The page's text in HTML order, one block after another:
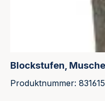
Blockstufen,
Produktnummer: 831615